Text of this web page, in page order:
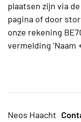
plaatsen zijn via
pagina of door
onze rekening
vermelding ‘Naam
Neos Haacht